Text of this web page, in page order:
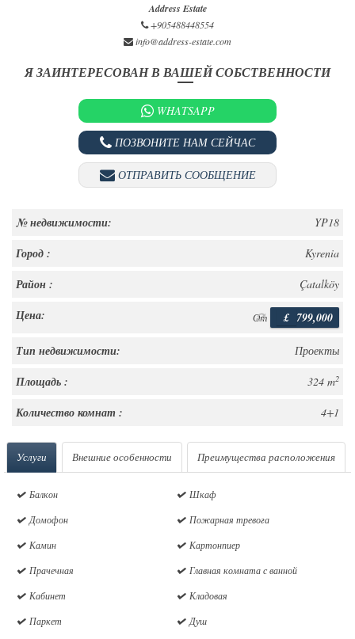
Address Estate
+905488448554
info@address-estate.com
Я ЗАИНТЕРЕСОВАН В ВАШЕЙ СОБСТВЕННОСТИ
WHATSAPP
ПОЗВОНИТЕ НАМ СЕЙЧАС
ОТПРАВИТЬ СООБЩЕНИЕ
№ недвижимости: YP18
Город : Kyrenia
Район : Çatalköy
Цена: От £ 799,000
Тип недвижимости: Проекты
Площадь : 324 m2
Количество комнат : 4+1
Услуги Внешние особенности Преимущества расположения
Балкон
Шкаф
Домофон
Пожарная тревога
Камин
Картонпиер
Прачечная
Главная комната с ванной
Кабинет
Кладовая
Паркет
Душ